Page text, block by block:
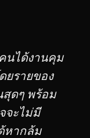
นได้งานคุม
ยรายของ
สุดๆ พร้อม
จะไม่มี
หากล้ม